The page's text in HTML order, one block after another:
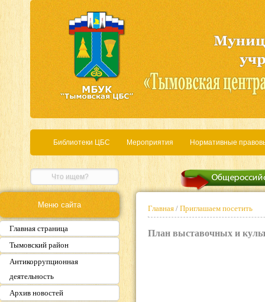
Библиотеки ЦБС Мероприятия Нормативные
Меню сайта
Главная страница
Тымовский район
Антикоррупционная
деятельность
Архив новостей
Главная / Приглашаем посетить
План выставочных и